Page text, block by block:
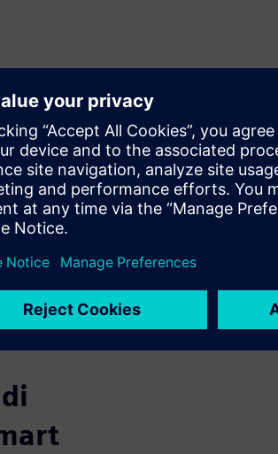
di componenti
in una fabbrica
un mercato sempre più
efficienza operativa e
il lancio di nuovi prodotti e la
sotto un unico ombrello
processi caratterizzato da
produttivi impeccabili in